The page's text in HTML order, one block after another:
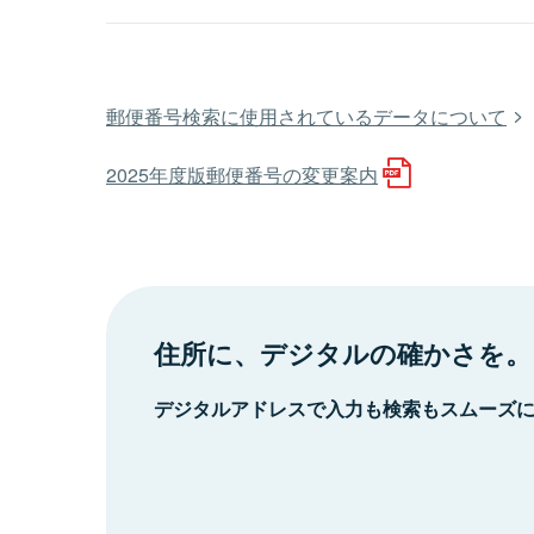
郵便番号検索に使用されているデータについて
2025年度版郵便番号の変更案内
住所に、デジタルの確かさを。
デジタルアドレスで入力も検索もスムーズ